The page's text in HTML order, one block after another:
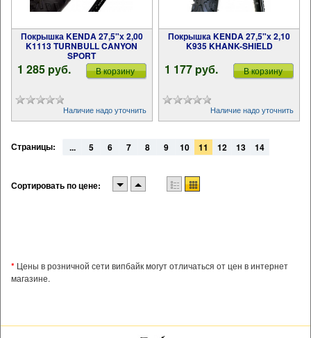
Покрышка KENDA 27,5"х 2,00
K1113 TURNBULL CANYON
SPORT
1 285 pуб. В корзину
Наличие надо уточнить
Покрышка KENDA 27,5"х 2,10
K935 KHANK-SHIELD
1 177 pуб. В корзину
Наличие надо уточнить
Страницы: ... 5 6 7 8 9 10 11 12 13 14
Сортировать по цене:
* Цены в розничной сети випбайк могут отличаться от цен в интернет
магазине.